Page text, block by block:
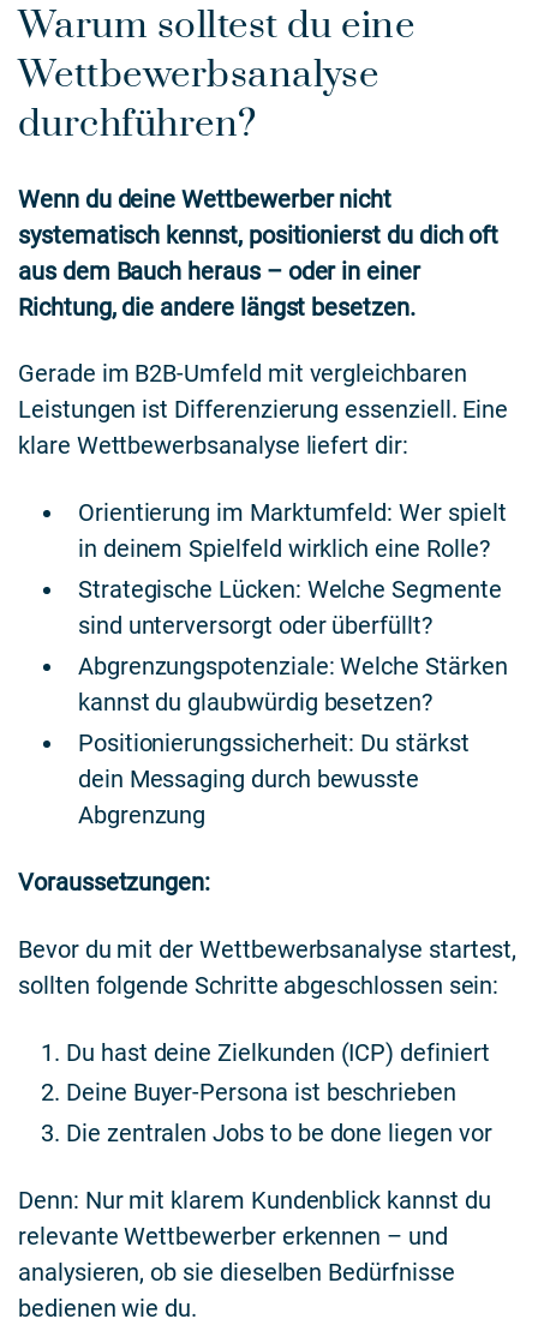
Warum solltest du eine
Wettbewerbsanalyse
durchführen?
Wenn du deine Wettbewerber nicht
systematisch kennst, positionierst du dich oft
aus dem Bauch heraus – oder in einer
Richtung, die andere längst besetzen.
Gerade im B2B-Umfeld mit vergleichbaren
Leistungen ist Differenzierung essenziell. Eine
klare Wettbewerbsanalyse liefert dir:
Orientierung im Marktumfeld: Wer spielt
in deinem Spielfeld wirklich eine Rolle?
Strategische Lücken: Welche Segmente
sind unterversorgt oder überfüllt?
Abgrenzungspotenziale: Welche Stärken
kannst du glaubwürdig besetzen?
Positionierungssicherheit: Du stärkst
dein Messaging durch bewusste
Abgrenzung
Voraussetzungen:
Bevor du mit der Wettbewerbsanalyse startest,
sollten folgende Schritte abgeschlossen sein:
Du hast deine Zielkunden (ICP) definiert
Deine Buyer-Persona ist beschrieben
Die zentralen Jobs to be done liegen vor
Denn: Nur mit klarem Kundenblick kannst du
relevante Wettbewerber erkennen – und
analysieren, ob sie dieselben Bedürfnisse
bedienen wie du.